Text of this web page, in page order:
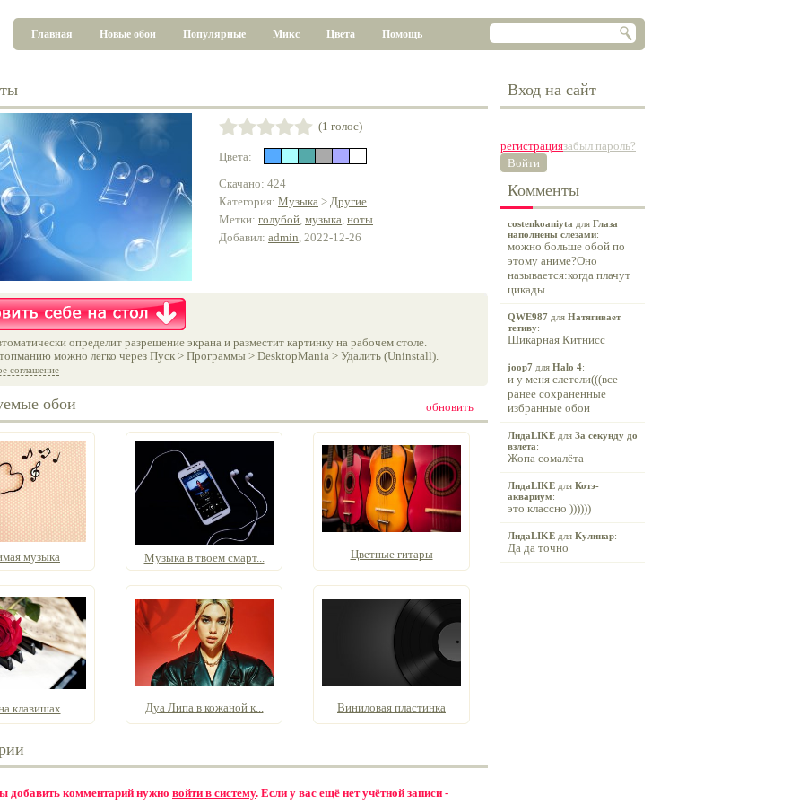
Главная Новые обои Популярные Микс Цвета Помощь
(1 голос)
Цвета:
Скачано: 424
Категория: Музыка > Другие
Метки: голубой, музыка, ноты
Добавил: admin, 2022-12-26
определит разрешение экрана и разместит картинку на рабочем столе.
можно легко через Пуск > Программы > DesktopMania > Удалить (Uninstall).
соглашение
обновить
обои
музыка Музыка в твоем смарт... Цветные гитары
клавишах Дуа Липа в кожаной к... Виниловая пластинка
добавить комментарий нужно войти в систему. Если у вас ещё нет учётной записи -
Вход на сайт
регистрациязабыл пароль?
Войти
Комменты
costenkoaniyta для Глаза
наполнены слезами:
можно больше обой по
этому аниме?Оно
называется:когда плачут
цикады
QWE987 для Натягивает
тетиву:
Шикарная Китнисс
joop7 для Halo 4:
и у меня слетели(((все
ранее сохраненные
избранные обои
ЛидаLIKE для За секунду до
взлета:
Жопа сомалёта
ЛидаLIKE для Котэ-
аквариум:
это классно ))))))
ЛидаLIKE для Кулинар:
Да да точно